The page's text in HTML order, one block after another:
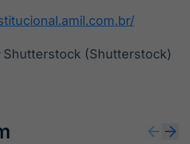
Shutterstock (Shutterstock)